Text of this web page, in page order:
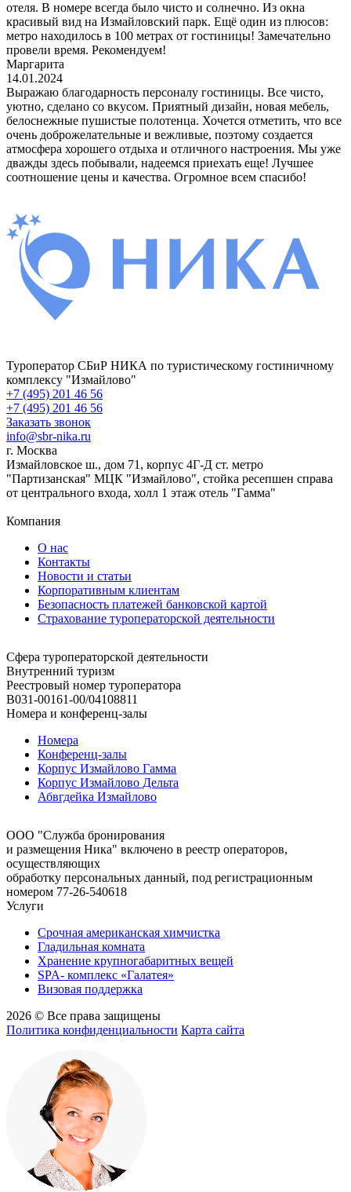
отеля. В номере всегда было чисто и солнечно. Из окна
красивый вид на Измайловский парк. Ещё один из плюсов:
метро находилось в 100 метрах от гостиницы! Замечательно
провели время. Рекомендуем!
Маргарита
14.01.2024
Выражаю благодарность персоналу гостиницы. Все чисто,
уютно, сделано со вкусом. Приятный дизайн, новая мебель,
белоснежные пушистые полотенца. Хочется отметить, что все
очень доброжелательные и вежливые, поэтому создается
атмосфера хорошего отдыха и отличного настроения. Мы уже
дважды здесь побывали, надеемся приехать еще! Лучшее
соотношение цены и качества. Огромное всем спасибо!
Туроператор СБиР НИКА по туристическому гостиничному
комплексу "Измайлово"
+7 (495) 201 46 56
+7 (495) 201 46 56
Заказать звонок
info@sbr-nika.ru
г. Москва
Измайловское ш., дом 71, корпус 4Г-Д ст. метро
"Партизанская" МЦК "Измайлово", стойка ресепшен справа
от центрального входа, холл 1 этаж отель "Гамма"
Компания
О нас
Контакты
Новости и статьи
Корпоративным клиентам
Безопасность платежей банковской картой
Страхование туроператорской деятельности
Сфера туроператорской деятельности
Внутренний туризм
Реестровый номер туроператора
В031-00161-00/04108811
Номера и конференц-залы
Номера
Конференц-залы
Корпус Измайлово Гамма
Корпус Измайлово Дельта
Абвгдейка Измайлово
ООО "Служба бронирования
и размещения Ника" включено в реестр операторов,
осуществляющих
обработку персональных данный, под регистрационным
номером 77-26-540618
Услуги
Срочная американская химчистка
Гладильная комната
Хранение крупногабаритных вещей
SPA- комплекс «Галатея»
Визовая поддержка
2026 © Все права защищены
Политика конфиденциальности Карта сайта